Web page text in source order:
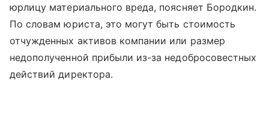
юрлицу материального вреда, поясняет Бородкин.
По словам юриста, это могут быть стоимость
отчужденных активов компании или размер
недополученной прибыли из-за недобросовестных
действий директора.